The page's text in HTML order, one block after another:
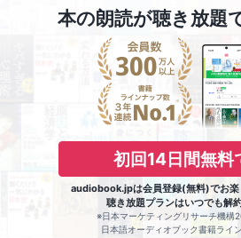
本の朗読が聴き放題
初回14日間無料
audiobook.jpは会員登録(無料)でお楽
聴き放題プランはいつでも解約
※日本マーケティングリサーチ機構
日本語オーディオブック書籍ライ